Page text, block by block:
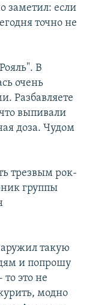
заметил: если
точно не
В
очень
Разбавляете
выпивали
доза. Чудом
трезвым рок-
группы
такую
и попрошу
это не
модно